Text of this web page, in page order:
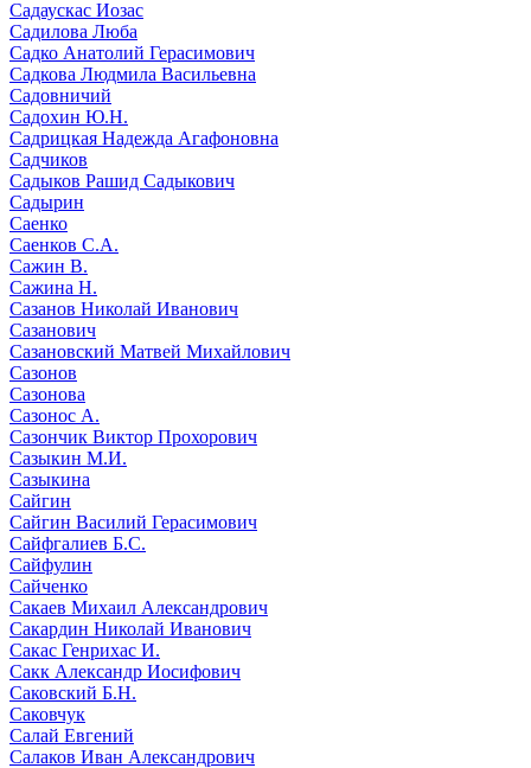
Садаускас Иозас
Садилова Люба
Садко Анатолий Герасимович
Садкова Людмила Васильевна
Садовничий
Садохин Ю.Н.
Садрицкая Надежда Агафоновна
Садчиков
Садыков Рашид Садыкович
Садырин
Саенко
Саенков С.А.
Сажин В.
Сажина Н.
Сазанов Николай Иванович
Сазанович
Сазановский Матвей Михайлович
Сазонов
Сазонова
Сазонос А.
Сазончик Виктор Прохорович
Сазыкин М.И.
Сазыкина
Сайгин
Сайгин Василий Герасимович
Сайфгалиев Б.С.
Сайфулин
Сайченко
Сакаев Михаил Александрович
Сакардин Николай Иванович
Сакас Генрихас И.
Сакк Александр Иосифович
Саковский Б.Н.
Саковчук
Салай Евгений
Салаков Иван Александрович